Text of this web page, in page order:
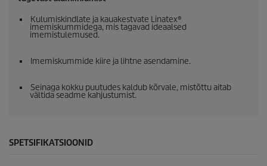
Kulumiskindlate ja kauakestvate Linatex®
imemiskummidega, mis tagavad ideaalsed
imemistulemused.
Imemiskummide kiire ja lihtne asendamine.
Seinaga kokku puutudes kaldub kõrvale, mistõttu aitab
vältida seadme kahjustumist.
SPETSIFIKATSIOONID